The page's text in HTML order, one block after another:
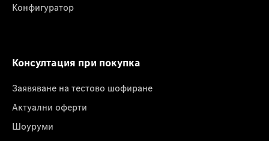
Конфигуратор
Консултация при покупка
Заявяване на тестово шофиране
Актуални оферти
Шоуруми